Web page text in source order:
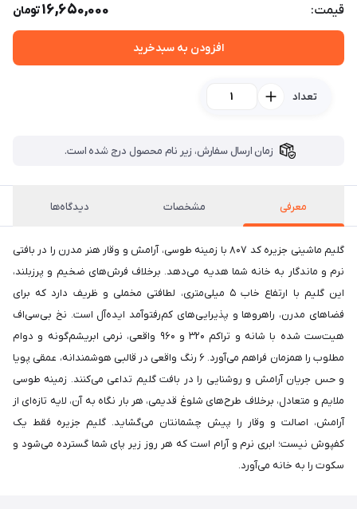
قیمت: 16,650,000تومان
افزودن به سبدخرید
تعداد
زمان ارسال سفارش، زیر نام محصول درج شده است.
معرفی مشخصات دیدگاه‌ها
گلیم ماشینی جزیره کد ۸۰۷ با زمینه طوسی، آرامش و وقار هنر مدرن را در بافتی
نرم و ماندگار به خانه شما هدیه می‌دهد. برخلاف فرش‌های ضخیم و پرزبلند،
این گلیم با ارتفاع خاب ۵ میلی‌متری، لطافتی مخملی و ظریف دارد که برای
فضاهای مدرن، راهروها و پذیرایی‌های کم‌رفتوآمد ایده‌آل است. نخ بی‌سی‌اف
هیت‌ست شده با شانه و تراکم ۳۲۰ و ۹۶۰ واقعی، نرمی ابریشم‌گونه و دوام
مطلوب را همزمان فراهم می‌آورد. ۶ رنگ واقعی در قالبی هوشمندانه، عمقی پویا
و حس جریان آرامش و روشنایی را در بافت گلیم تداعی می‌کنند. زمینه طوسی
ملایم و متعادل، برخلاف طرح‌های شلوغ قدیمی، هر بار نگاه به آن، لایه تازه‌ای از
آرامش، اصالت و وقار را پیش چشمانتان می‌گشاید. گلیم جزیره فقط یک
کفپوش نیست؛ ابری نرم و آرام است که هر روز زیر پای شما گسترده می‌شود و
سکوت را به خانه می‌آورد.